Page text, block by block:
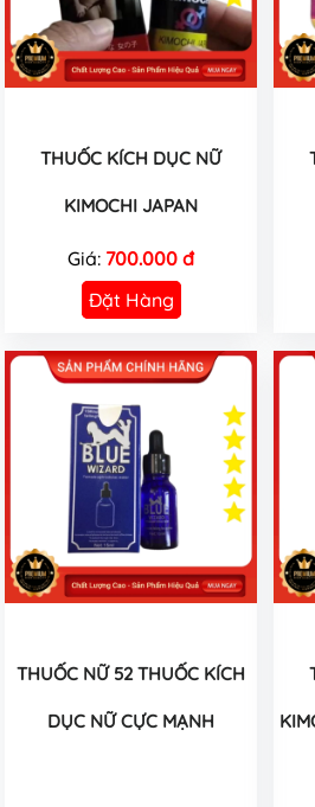
THUỐC KÍCH DỤC NỮ
KIMOCHI JAPAN
Giá: 700.000 đ
Đặt Hàng
THUỐC NỮ 52 THUỐC KÍCH
DỤC NỮ CỰC MẠNH